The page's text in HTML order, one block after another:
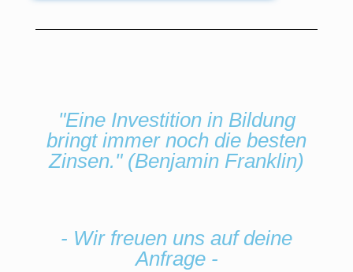
"Eine Investition in Bildung
bringt immer noch die besten
Zinsen." (Benjamin Franklin)
- Wir freuen uns auf deine
Anfrage -